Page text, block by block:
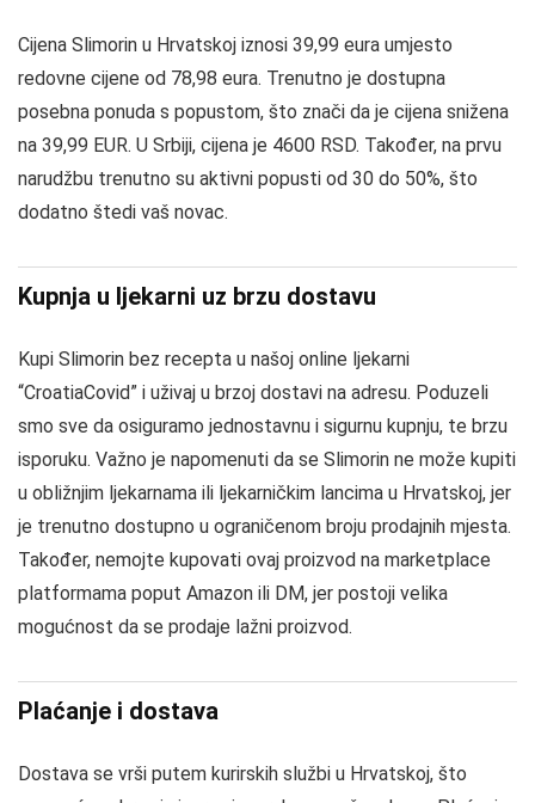
Cijena Slimorin u Hrvatskoj iznosi 39,99 eura umjesto
redovne cijene od 78,98 eura. Trenutno je dostupna
posebna ponuda s popustom, što znači da je cijena snižena
na 39,99 EUR. U Srbiji, cijena je 4600 RSD. Također, na prvu
narudžbu trenutno su aktivni popusti od 30 do 50%, što
dodatno štedi vaš novac.
Kupnja u ljekarni uz brzu dostavu
Kupi Slimorin bez recepta u našoj online ljekarni
“CroatiaCovid” i uživaj u brzoj dostavi na adresu. Poduzeli
smo sve da osiguramo jednostavnu i sigurnu kupnju, te brzu
isporuku. Važno je napomenuti da se Slimorin ne može kupiti
u obližnjim ljekarnama ili ljekarničkim lancima u Hrvatskoj, jer
je trenutno dostupno u ograničenom broju prodajnih mjesta.
Također, nemojte kupovati ovaj proizvod na marketplace
platformama poput Amazon ili DM, jer postoji velika
mogućnost da se prodaje lažni proizvod.
Plaćanje i dostava
Dostava se vrši putem kurirskih službi u Hrvatskoj, što